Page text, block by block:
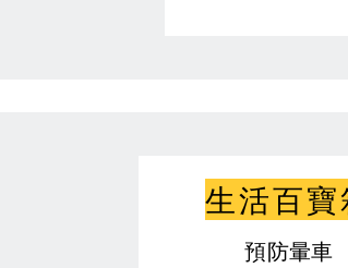
生活百寶
預防暈車